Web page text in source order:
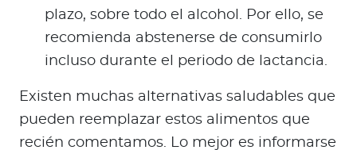
plazo, sobre todo el alcohol. Por ello, se
recomienda abstenerse de consumirlo
incluso durante el periodo de lactancia.
Existen muchas alternativas saludables que
pueden reemplazar estos alimentos que
recién comentamos. Lo mejor es informarse